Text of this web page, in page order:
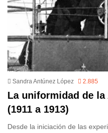
Sandra Antúnez López 2.885
La uniformidad de
(1911 a 1913)
Desde la iniciación de las